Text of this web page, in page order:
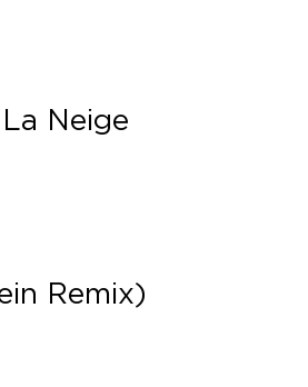
Neige
Remix)